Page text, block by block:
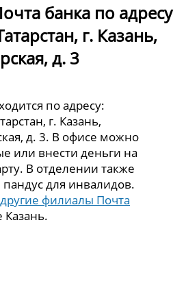
банка по адресу
г. Казань,
д. 3
по адресу:
г. Казань,
д. 3. В офисе можно
или внести деньги на
В отделении также
для инвалидов.
другие филиалы Почта
Казань.